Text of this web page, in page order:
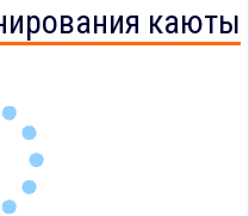
каюты